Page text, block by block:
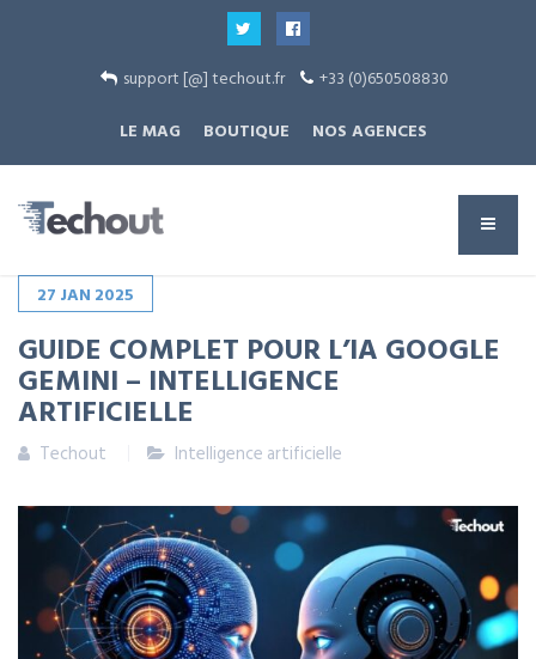
support [@] techout.fr
+33 (0)650508830
LE MAG
BOUTIQUE NOS AGENCES
27 JAN 2025
GUIDE COMPLET POUR L’IA GOOGLE
GEMINI – INTELLIGENCE
ARTIFICIELLE
Techout Intelligence artificielle